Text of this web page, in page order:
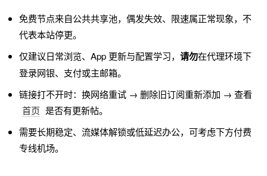
免费节点来自公共共享池，偶发失效、限速属正常现象，不
代表本站停更。
仅建议日常浏览、App 更新与配置学习， 请勿在代理环境下
登录网银、支付或主邮箱。
链接打不开时：换网络重试 → 删除旧订阅重新添加 → 查看
首页 是否有更新帖。
需要长期稳定、流媒体解锁或低延迟办公，可考虑下方付费
专线机场。